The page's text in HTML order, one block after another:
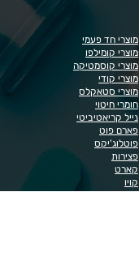
מוצרי חד פעמי
מוצרי קומילפו
מוצרי קוסמטיקה
מוצרי קודי
מוצרי סטאקלס
חומרי חיטוי
נייל קריאטיביטי
פארם פוט
פוטלוג'יקס
פצירות
קארט
קויו
קויו לק ג'ל